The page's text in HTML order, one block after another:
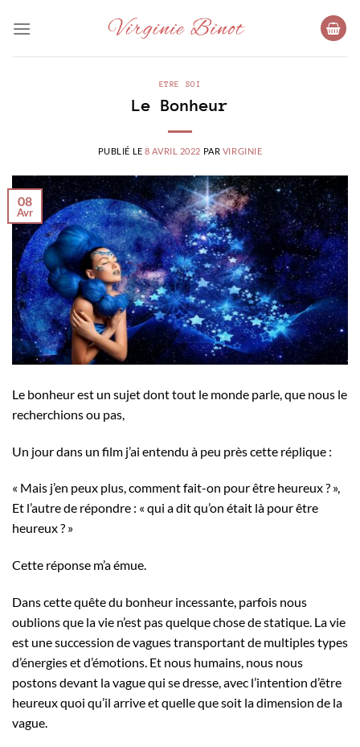
ETRE SOI
Le Bonheur
PUBLIÉ LE8 AVRIL 2022 PAR VIRGINIE
08
Avr
Le bonheur est un sujet dont tout le monde parle, que nous le
recherchions ou pas,
Un jour dans un film j’ai entendu à peu près cette réplique :
« Mais j’en peux plus, comment fait-on pour être heureux ? »,
Et l’autre de répondre : « qui a dit qu’on était là pour être
heureux ? »
Cette réponse m’a émue.
Dans cette quête du bonheur incessante, parfois nous
oublions que la vie n’est pas quelque chose de statique. La vie
est une succession de vagues transportant de multiples types
d’énergies et d’émotions. Et nous humains, nous nous
postons devant la vague qui se dresse, avec l’intention d’être
heureux quoi qu’il arrive et quelle que soit la dimension de la
vague.